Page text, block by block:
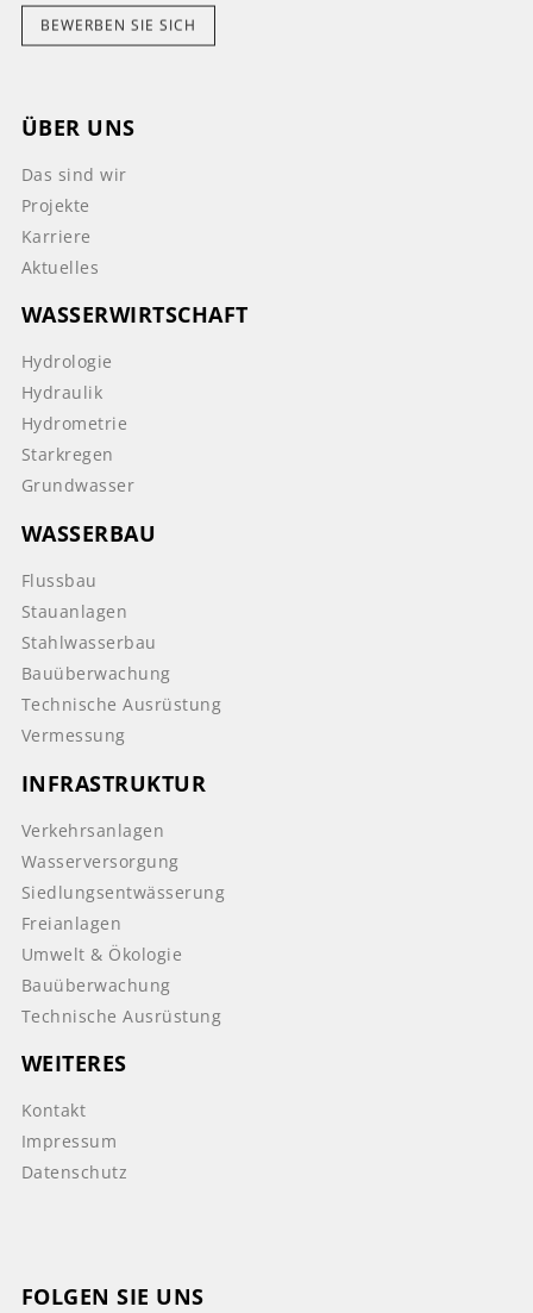
BEWERBEN SIE SICH
ÜBER UNS
Das sind wir
Projekte
Karriere
Aktuelles
WASSERWIRTSCHAFT
Hydrologie
Hydraulik
Hydrometrie
Starkregen
Grundwasser
WASSERBAU
Flussbau
Stauanlagen
Stahlwasserbau
Bauüberwachung
Technische Ausrüstung
Vermessung
INFRASTRUKTUR
Verkehrsanlagen
Wasserversorgung
Siedlungsentwässerung
Freianlagen
Umwelt & Ökologie
Bauüberwachung
Technische Ausrüstung
WEITERES
Kontakt
Impressum
Datenschutz
FOLGEN SIE UNS